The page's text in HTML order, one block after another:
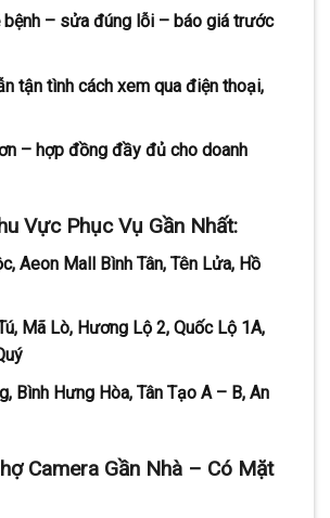
bệnh – sửa đúng lỗi – báo giá trước
tận tình cách xem qua điện thoại,
– hợp đồng đầy đủ cho doanh
Vực Phục Vụ Gần Nhất:
Aeon Mall Bình Tân, Tên Lửa, Hồ
Mã Lò, Hương Lộ 2, Quốc Lộ 1A,
Bình Hưng Hòa, Tân Tạo A – B, An
Camera Gần Nhà – Có Mặt